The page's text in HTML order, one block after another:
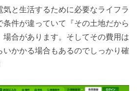
気と生活するために必要なライフラ
件が違っていて『その土地だから
合があります。そしてその費用は
いかかる場合もあるのでしっかり確